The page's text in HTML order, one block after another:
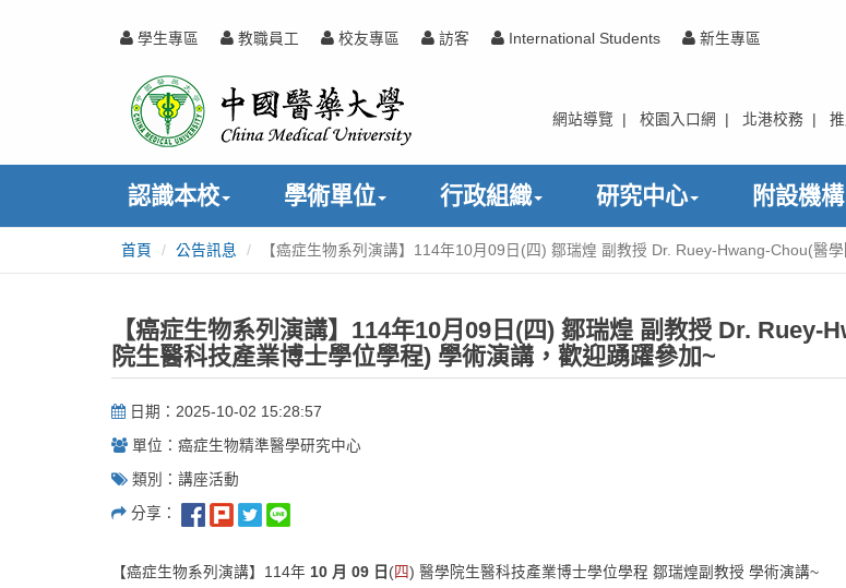
學生專區 教職員工 校友專區 訪客 International Students 新生專區
中
國
醫
藥
大
學
網站導覽 校園入口網 北港校務
認識本校 學術單位 行政組織 研究中心 附設機構
首頁 公告訊息 【癌症生物系列演講】114年10月09日(四) 鄒瑞煌 副教授 Dr. Ruey-Hwang-Chou(醫
【癌症生物系列演講】114年10月09日(四) 鄒瑞煌 副教授 Dr. Ruey-
院生醫科技產業博士學位學程) 學術演講，歡迎踴躍參加~
日期：2025-10-02 15:28:57
單位：癌症生物精準醫學研究中心
類別：講座活動
分享：
【癌症生物系列演講】114年 10 月 09 日 (四) 醫學院生醫科技產業博士學位學程 鄒瑞煌副教授 學術演講~